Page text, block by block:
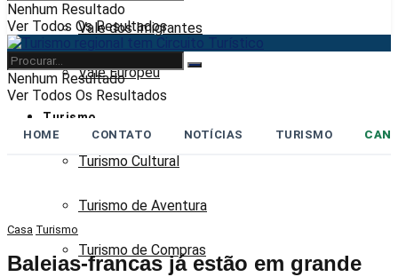
Vale dos Imigrantes
Vale Europeu
Turismo
Turismo Cultural
Turismo de Aventura
Turismo de Compras
Nenhum Resultado
Ver Todos Os Resultados
Nenhum Resultado
Ver Todos Os Resultados
HOME CONTATO NOTÍCIAS TURISMO
Casa Turismo
Baleias-francas já estão em grande